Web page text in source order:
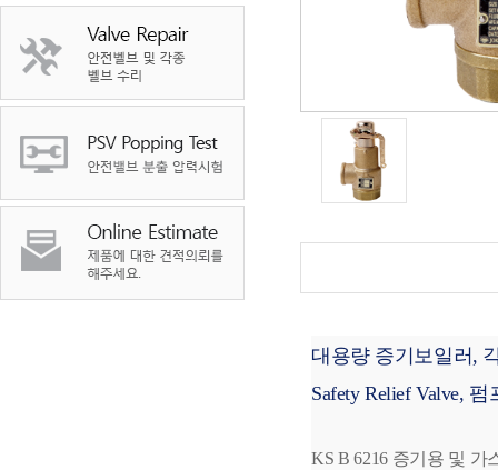
대용량 증기보일러,
Safety Relief Valve,
KS B 6216 증기용 및